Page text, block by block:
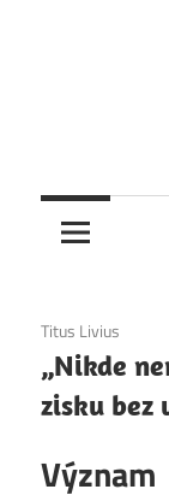
1. 12. 2020
Titus Livius
„Nikde
zisku bez
Význam